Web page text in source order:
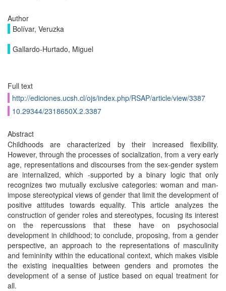
Author
Bolívar, Veruzka
Gallardo-Hurtado, Miguel
Full text
http://ediciones.ucsh.cl/ojs/index.php/RSAP/article/view/3387
10.29344/2318650X.2.3387
Abstract
Childhoods are characterized by their increased flexibility.
However, through the processes of socialization, from a very early
age, representations and discourses from the sex-gender system
are internalized, which -supported by a binary logic that only
recognizes two mutually exclusive categories: woman and man-
impose stereotypical views of gender that limit the development of
positive attitudes towards equality. This article analyzes the
construction of gender roles and stereotypes, focusing its interest
on the repercussions that these have on psychosocial
development in childhood; to conclude, proposing, from a gender
perspective, an approach to the representations of masculinity
and femininity within the educational context, which makes visible
the existing inequalities between genders and promotes the
development of a sense of justice based on equal treatment for
all.